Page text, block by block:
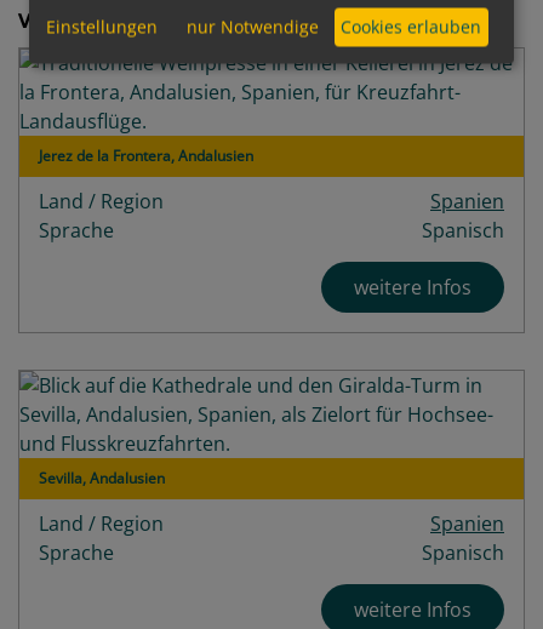
von A bis Z
Jerez de la Frontera, Andalusien
Land / Region
Spanien
Sprache
Spanisch
weitere Infos
Sevilla, Andalusien
Land / Region
Spanien
Sprache
Spanisch
weitere Infos
Einstellungen nur Notwendige Cookies erlauben